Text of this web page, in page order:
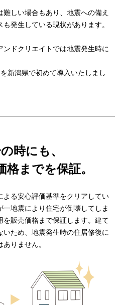
難しい場合もあり、地震への備え
発生している現状があります。
ンドクリエイトでは地震発生時に
新潟県で初めて導入いたしまし
時にも、
格までを保証。
よる安心評価基準をクリアしてい
地震により住宅が倒壊してしま
を販売価格まで保証します。建て
ため、地震発生時の住居修復に
りません。